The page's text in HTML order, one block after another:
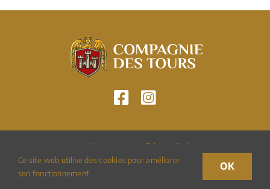
Politique de confidentialité
Polar Graphic
Ce site web utilise des cookies pour améliorer
son fonctionnement.
OK